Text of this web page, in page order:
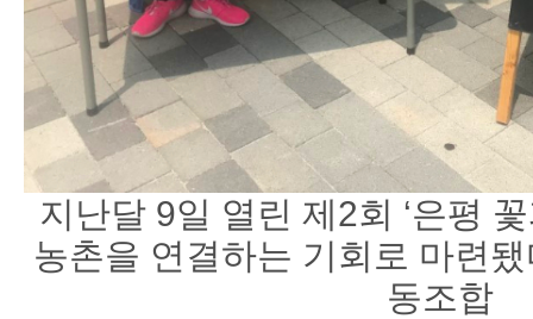
지난달 9일 열린 제2회 ‘은평
농촌을 연결하는 기회로 마련
동조합